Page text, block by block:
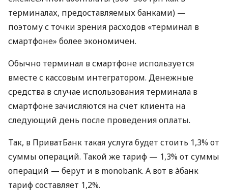
терминалах, предоставляемых банками) —
поэтому с точки зрения расходов «терминал в
смартфоне» более экономичен.
Обычно терминал в смартфоне используется
вместе с кассовым интегратором. Денежные
средства в случае использования терминала в
смартфоне зачисляются на счет клиента на
следующий день после проведения оплаты.
Так, в ПриватБанк такая услуга будет стоить 1,3% от
суммы операций. Такой же тариф — 1,3% от суммы
операций — берут и в monobank. А вот в àбанк
тариф составляет 1,2%.